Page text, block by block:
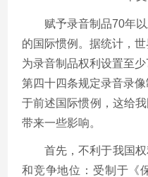
赋予录音制品70年
的国际惯例。据统计，
为录音制品权利设置至少
第四十四条规定录音录
于前述国际惯例，这给
带来一些影响。
首先，不利于我国
和竞争地位：受制于《